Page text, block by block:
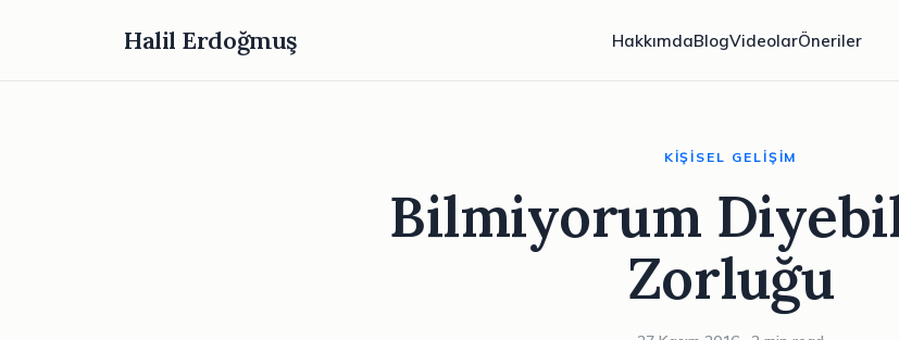
Halil Erdoğmuş HakkımdaBlogVideolarÖneriler
KIŞISEL GELIŞIM
Bilmiyorum
Zorluğu